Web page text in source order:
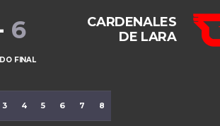
CARDENALES
DE LARA
6
FINAL
3 4 5 6 7 8